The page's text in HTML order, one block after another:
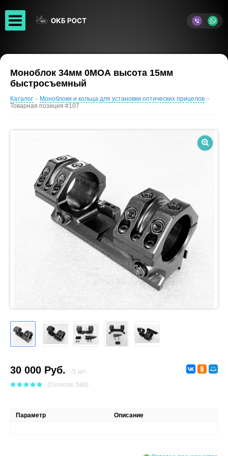
Моноблок 34мм 0МОА высота 15мм
быстросъемный
Каталог » Моноблоки и кольца для установки оптических прицелов »
Товарная позиция #107
30 000 Руб.
/1 шт.
(Голосов: 586)
Параметр Описание